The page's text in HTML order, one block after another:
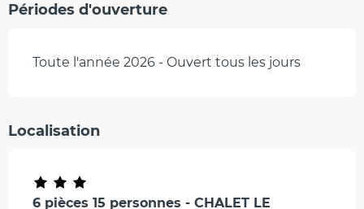
Périodes d'ouverture
Toute l'année 2026 - Ouvert tous les jours
Localisation
6 pièces 15 personnes - CHALET LE